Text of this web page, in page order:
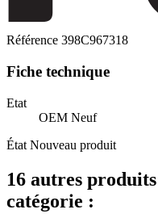
Référence 398C967318
Fiche technique
Etat
OEM Neuf
État Nouveau produit
16 autres
catégorie :